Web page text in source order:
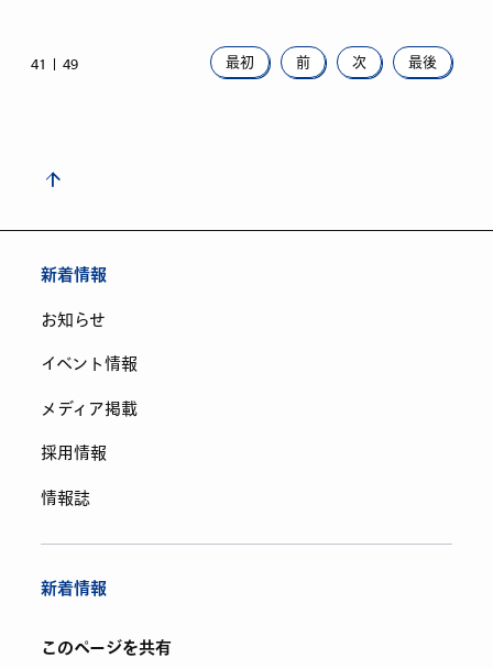
41 49 最初 前 次 最後
新着情報
お知らせ
イベント情報
メディア掲載
採用情報
情報誌
新着情報
このページを共有